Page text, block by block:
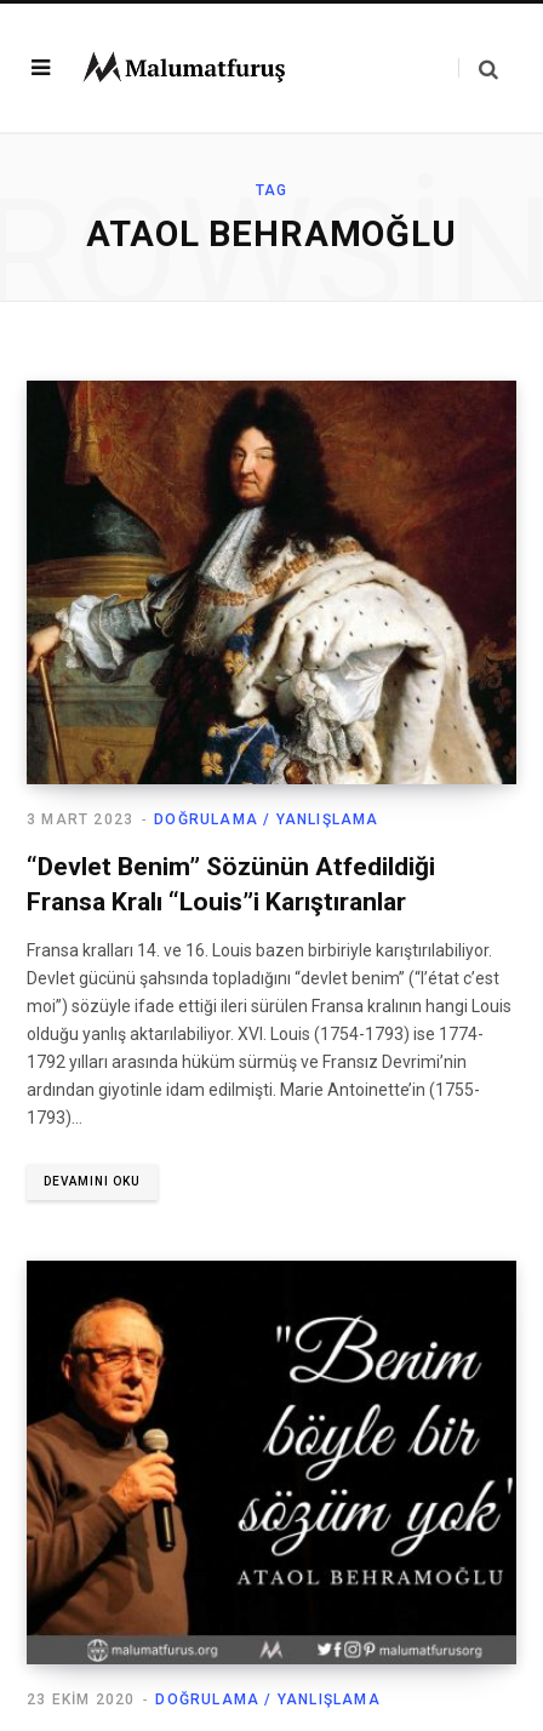
TAG
ATAOL BEHRAMOĞLU
DOĞRULAMA / YANLIŞLAMA
3 MART 2023
“Devlet Benim” Sözünün Atfedildiği
Fransa Kralı “Louis”i Karıştıranlar
Fransa kralları 14. ve 16. Louis bazen birbiriyle karıştırılabiliyor.
Devlet gücünü şahsında topladığını “devlet benim” (“l’état c’est
moi”) sözüyle ifade ettiği ileri sürülen Fransa kralının hangi Louis
olduğu yanlış aktarılabiliyor. XVI. Louis (1754-1793) ise 1774-
1792 yılları arasında hüküm sürmüş ve Fransız Devrimi’nin
ardından giyotinle idam edilmişti. Marie Antoinette’in (1755-
1793)…
DEVAMINI OKU
DOĞRULAMA / YANLIŞLAMA
23 EKIM 2020